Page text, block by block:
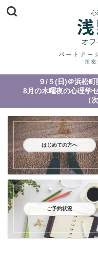
９/５(日)＠浜松
8月の木曜夜の心理学
（
はじめての方へ
ご予約状況